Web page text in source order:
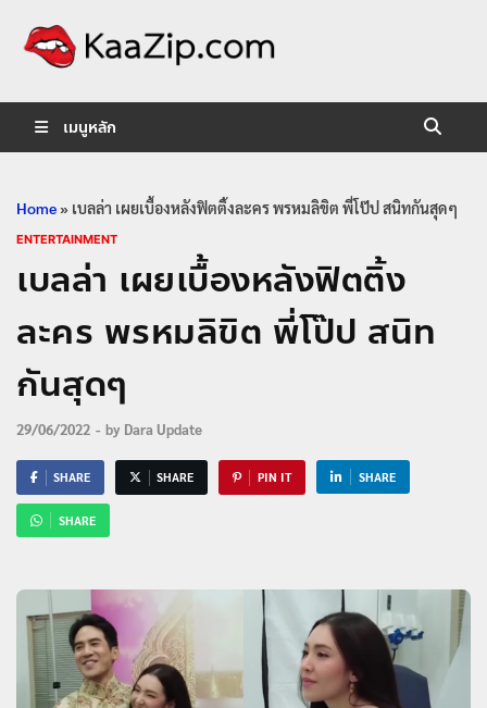
เมนูหลัก
Home» เบลล่า เผยเบื้องหลังฟิตติ้งละคร พรหมลิขิต พี่โป๊ป สนิทกันสุดๆ
ENTERTAINMENT
เบลล่า เผยเบื้องหลังฟิตติ้ง
ละคร พรหมลิขิต พี่โป๊ป สนิท
กันสุดๆ
29/06/2022 - by Dara Update
SHARE SHARE PIN IT SHARE
SHARE